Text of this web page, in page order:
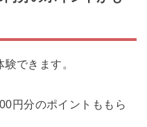
できます。
円分のポイントももら